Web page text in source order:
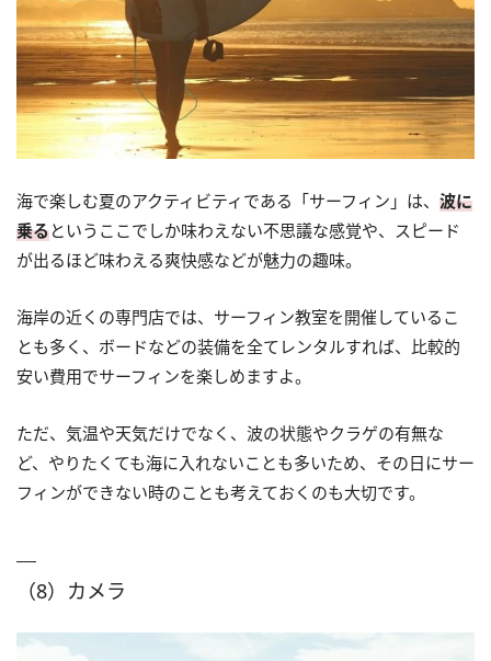
海で楽しむ夏のアクティビティである「サーフィン」は、 波に
乗るというここでしか味わえない不思議な感覚や、スピード
が出るほど味わえる爽快感などが魅力の趣味。
海岸の近くの専門店では、サーフィン教室を開催しているこ
とも多く、ボードなどの装備を全てレンタルすれば、比較的
安い費用でサーフィンを楽しめますよ。
ただ、気温や天気だけでなく、波の状態やクラゲの有無な
ど、やりたくても海に入れないことも多いため、その日にサー
フィンができない時のことも考えておくのも大切です。
（8）カメラ